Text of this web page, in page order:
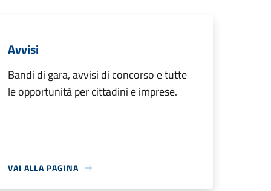
Avvisi
Bandi di gara, avvisi di concorso e tutte
le opportunità per cittadini e imprese.
VAI ALLA PAGINA